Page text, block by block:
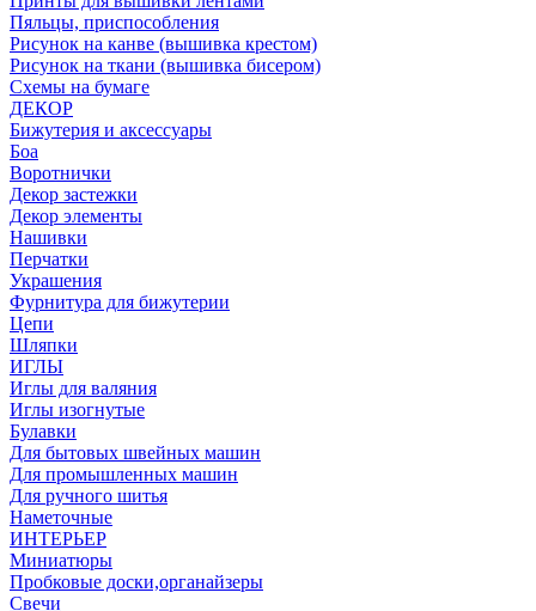
Пяльцы, приспособления
Рисунок на канве (вышивка крестом)
Рисунок на ткани (вышивка бисером)
Схемы на бумаге
ДЕКОР
Бижутерия и аксессуары
Боа
Воротнички
Декор застежки
Декор элементы
Нашивки
Перчатки
Украшения
Фурнитура для бижутерии
Цепи
Шляпки
ИГЛЫ
Иглы для валяния
Иглы изогнутые
Булавки
Для бытовых швейных машин
Для промышленных машин
Для ручного шитья
Наметочные
ИНТЕРЬЕР
Миниатюры
Пробковые доски,органайзеры
Свечи